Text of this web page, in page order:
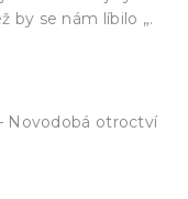
by se nám líbilo „.
Novodobá otroctví